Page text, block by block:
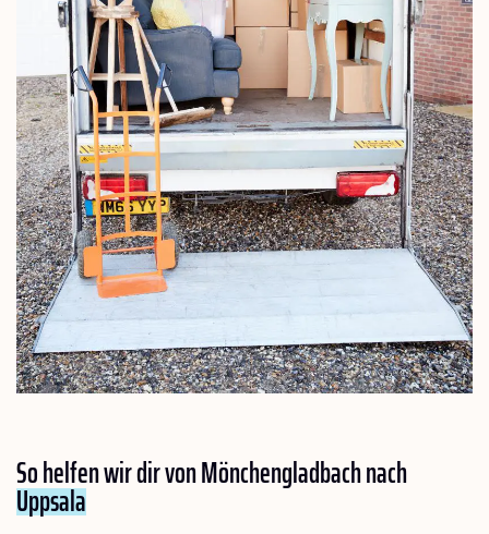
So helfen wir dir von Mönchengladbach nach
Uppsala